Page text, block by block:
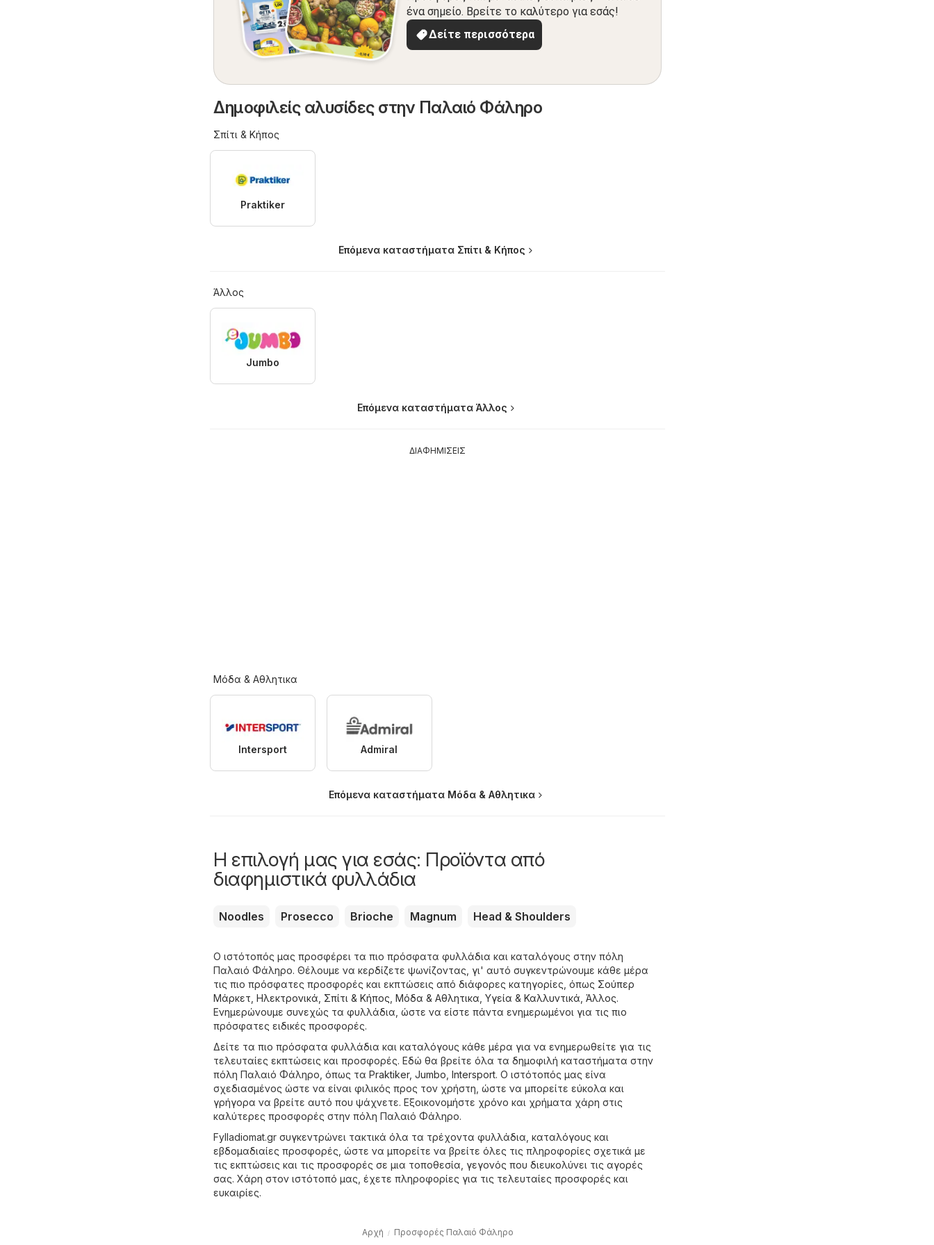
ένα σημείο. Βρείτε το καλύτερο για εσάς!
Δείτε περισσότερα
Δημοφιλείς αλυσίδες στην Παλαιό Φάληρο
Σπίτι & Κήπος
Praktiker
Επόμενα καταστήματα Σπίτι & Κήπος
Άλλος
Jumbo
Επόμενα καταστήματα Άλλος
ΔΙΑΦΗΜΙΣΕΙΣ
Μόδα & Aθλητικα
Intersport Admiral
Επόμενα καταστήματα Μόδα & Aθλητικα
Η επιλογή μας για εσάς: Προϊόντα από
διαφημιστικά φυλλάδια
Noodles Prosecco Brioche Magnum Head & Shoulders
Ο ιστότοπός μας προσφέρει τα πιο πρόσφατα φυλλάδια και καταλόγους στην πόλη
Παλαιό Φάληρο. Θέλουμε να κερδίζετε ψωνίζοντας, γι' αυτό συγκεντρώνουμε κάθε μέρα
τις πιο πρόσφατες προσφορές και εκπτώσεις από διάφορες κατηγορίες, όπως Σούπερ
Μάρκετ Hλεκτρονικά Σπίτι & Κήπος Μόδα & Aθλητικα Υγεία & Καλλυντικά Άλλος.
Ενημερώνουμε συνεχώς τα φυλλάδια, ώστε να είστε πάντα ενημερωμένοι για τις πιο
πρόσφατες ειδικές προσφορές.
Δείτε τα πιο πρόσφατα φυλλάδια και καταλόγους κάθε μέρα για να ενημερωθείτε για τις
τελευταίες εκπτώσεις και προσφορές. Εδώ θα βρείτε όλα τα δημοφιλή καταστήματα στην
πόλη Παλαιό Φάληρο, όπως τα Praktiker, Jumbo Intersport. Ο ιστότοπός μας είνα
σχεδιασμένος ώστε να είναι φιλικός προς τον χρήστη, ώστε να μπορείτε εύκολα και
γρήγορα να βρείτε αυτό που ψάχνετε. Εξοικονομήστε χρόνο και χρήματα χάρη στις
καλύτερες προσφορές στην πόλη Παλαιό Φάληρο.
Fylladiomat.gr συγκεντρώνει τακτικά όλα τα τρέχοντα φυλλάδια, καταλόγους και
εβδομαδιαίες προσφορές, ώστε να μπορείτε να βρείτε όλες τις πληροφορίες σχετικά με
τις εκπτώσεις και τις προσφορές σε μια τοποθεσία, γεγονός που διευκολύνει τις αγορές
σας. Χάρη στον ιστότοπό μας, έχετε πληροφορίες για τις τελευταίες προσφορές και
ευκαιρίες.
Αρχή Προσφορές Παλαιό Φάληρο